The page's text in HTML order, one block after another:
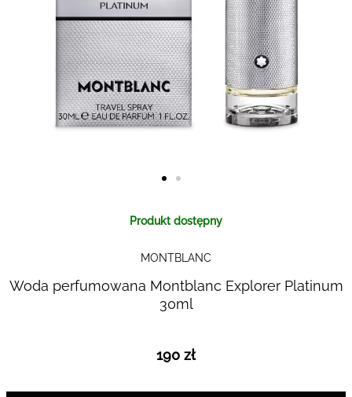
Produkt dostępny
MONTBLANC
Woda perfumowana Montblanc Explorer Platinum
30ml
gallery
190 zł